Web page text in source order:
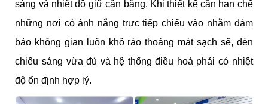
sáng và nhiệt độ giữ cân bằng. Khi thiết kế cần hạn chế
những nơi có ánh nắng trực tiếp chiếu vào nhằm đảm
bảo không gian luôn khô ráo thoáng mát sạch sẽ, đèn
chiếu sáng vừa đủ và hệ thống điều hoà phải có nhiệt
độ ổn định hợp lý.